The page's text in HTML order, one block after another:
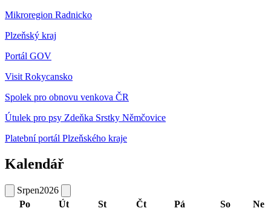
Mikroregion Radnicko
Plzeňský kraj
Portál GOV
Visit Rokycansko
Spolek pro obnovu venkova ČR
Útulek pro psy Zdeňka Srstky Němčovice
Platební portál Plzeňského kraje
Kalendář
Srpen2026
Po
Út St Čt Pá So
Ne